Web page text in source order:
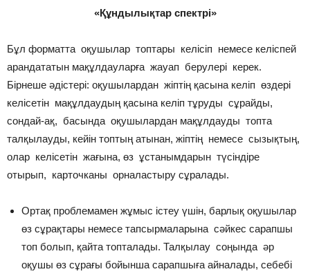
«Құндылықтар спектрі»
Бұл форматта оқушылар топтары келісіп немесе келіспей
арандататын мақұлдауларға жауап берулері керек.
Бірнеше әдістері: оқушылардан жіптің қасына келіп өздері
келісетін мақұлдаудың қасына келіп тұруды сұрайды,
сондай-ақ, басында оқушылардан мақұлдауды топта
талқылауды, кейін топтың атынан, жіптің немесе сызықтың,
олар келісетін жағына, өз ұстанымдарын түсіндіре
отырып, карточканы орналастыру сұралады.
Ортақ проблемамен жұмыс істеу үшін, барлық оқушылар
өз сұрақтары немесе тапсырмаларына сәйкес сарапшы
топ болып, қайта топталады. Талқылау соңында әр
оқушы өз сұрағы бойынша сарапшыға айналады, себебі